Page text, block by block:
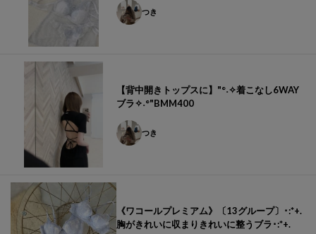
つき
【背中開きトップスに】"°˖✧着こなし6WAY
ブラ✧˖°"BMM400
つき
《ワコールプレミアム》〔13グループ〕･:*+.
胸がきれいに収まりきれいに整うブラ･:*+.